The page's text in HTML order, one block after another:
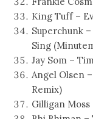
King Tuff –
Superchunk
Sing
Jay Som –
Angel Olsen
Remix)
Gilligan